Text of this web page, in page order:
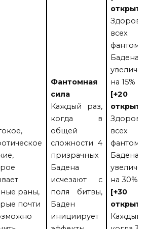
раны,
почти
Фантомная
сила
Каждый раз,
когда в
общей
сложности 4
призрачных
Бадена
исчезают с
поля битвы,
Баден
инициирует
всех
Бадена
на 15%
[+20
всех
Бадена
на 30%
[+30
Каждый